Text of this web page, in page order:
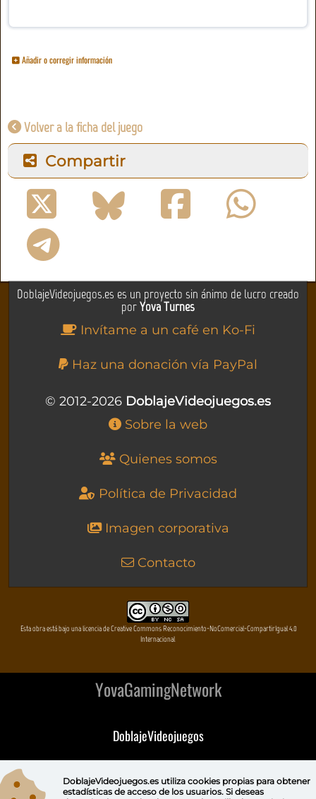
Añadir o corregir información
Volver a la ficha del juego
Compartir
DoblajeVideojuegos.es es un proyecto sin ánimo de lucro creado
porYova Turnes
Invítame a un café en Ko-Fi
Haz una donación vía PayPal
© 2012-2026 DoblajeVideojuegos.es
Sobre la web
Quienes somos
Política de Privacidad
Imagen corporativa
Contacto
Esta obra está bajo una licencia de Creative Commons Reconocimiento-NoComercial-CompartirIgual 4.0
Internacional
YovaGamingNetwork
DoblajeVideojuegos
DoblajeVideojuegos.es utiliza cookies propiaspara obtener
estadísticas de acceso de los usuarios. Si deseas